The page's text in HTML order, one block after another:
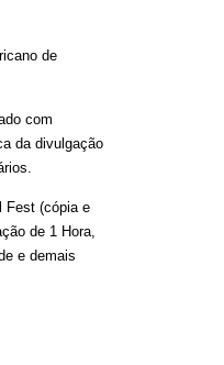
de
com
da divulgação
Fest (cópia e
de 1 Hora,
e demais